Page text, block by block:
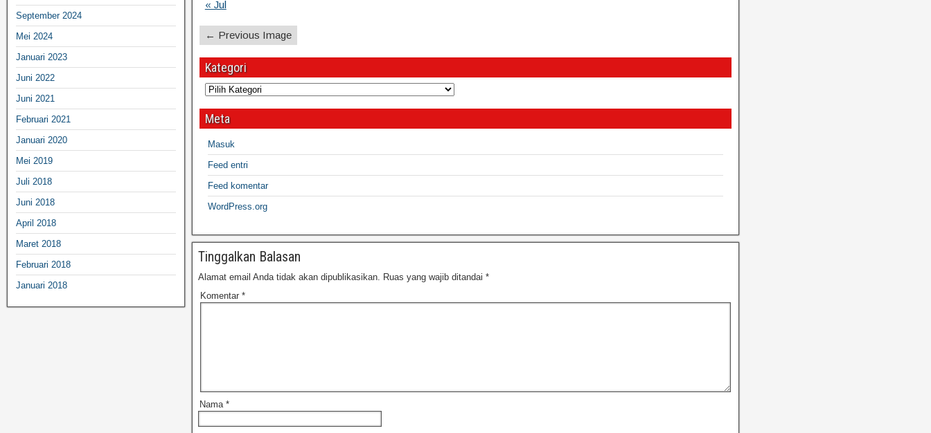
« Jul
← Previous Image
Kategori
Meta
Masuk
Feed entri
Feed komentar
WordPress.org
Tinggalkan Balasan
Alamat email Anda tidak akan dipublikasikan. Ruas yang wajib ditandai *
Komentar *
Nama *
September 2024
Mei 2024
Januari 2023
Juni 2022
Juni 2021
Februari 2021
Januari 2020
Mei 2019
Juli 2018
Juni 2018
April 2018
Maret 2018
Februari 2018
Januari 2018